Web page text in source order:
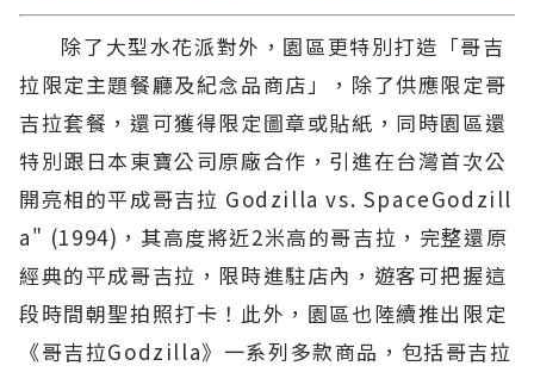
除了大型水花派對外，園區更特別打造「哥吉
拉限定主題餐廳及紀念品商店」，除了供應限定哥
吉拉套餐，還可獲得限定圖章或貼紙，同時園區還
特別跟日本東寶公司原廠合作，引進在台灣首次公
開亮相的平成哥吉拉 Godzilla vs. SpaceGodzill
a" (1994)，其高度將近2米高的哥吉拉，完整還原
經典的平成哥吉拉，限時進駐店內，遊客可把握這
段時間朝聖拍照打卡！此外，園區也陸續推出限定
《哥吉拉Godzilla》一系列多款商品，包括哥吉拉